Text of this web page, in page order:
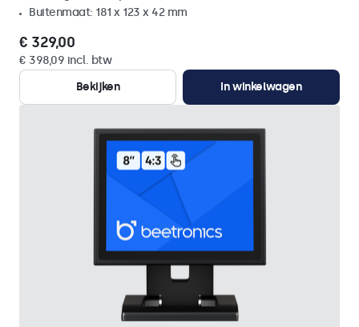
Buitenmaat: 181 x 123 x 42 mm
€ 329,00
€ 398,09 incl. btw
Bekijken
In winkelwagen